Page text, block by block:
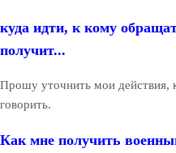
куда идти, к кому
получит...
Прошу уточнить мои действия,
говорить.
Как мне получить